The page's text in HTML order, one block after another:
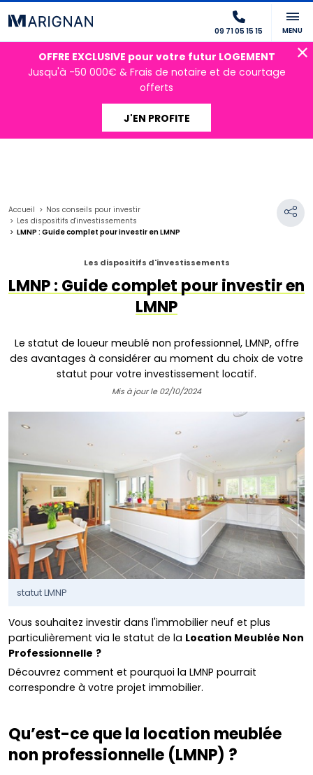
09 71 05 15 15 MENU
OFFRE EXCLUSIVE pour votre futur LOGEMENT
Jusqu'à -50 000€ & Frais de notaire et de courtage
offerts
J'EN PROFITE
Accueil
Nos conseils pour investir
Les dispositifs d'investissements
LMNP : Guide complet pour investir en LMNP
Les dispositifs d'investissements
LMNP : Guide complet pour investir en
LMNP
Le statut de loueur meublé non professionnel, LMNP, offre
des avantages à considérer au moment du choix de votre
statut pour votre investissement locatif.
Mis à jour le 02/10/2024
statut LMNP
Vous souhaitez investir dans l'immobilier neuf et plus
particulièrement via le statut de la Location Meublée Non
Professionnelle ?
Découvrez comment et pourquoi la LMNP pourrait
correspondre à votre projet immobilier.
Qu’est-ce que la location meublée
non professionnelle (LMNP) ?